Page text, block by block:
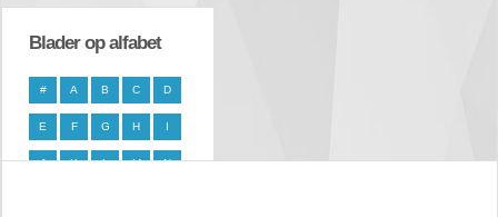
Blader op alfabet
# A B C D
E F G H I
J K L M N